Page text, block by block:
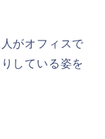
がオフィスで
している姿を